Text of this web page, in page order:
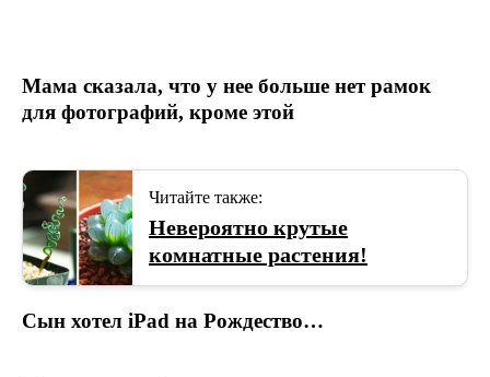
Мама сказала, что у нее больше нет рамок
для фотографий, кроме этой
Читайте также:
Невероятно крутые
комнатные растения!
Сын хотел iPad на Рождество…